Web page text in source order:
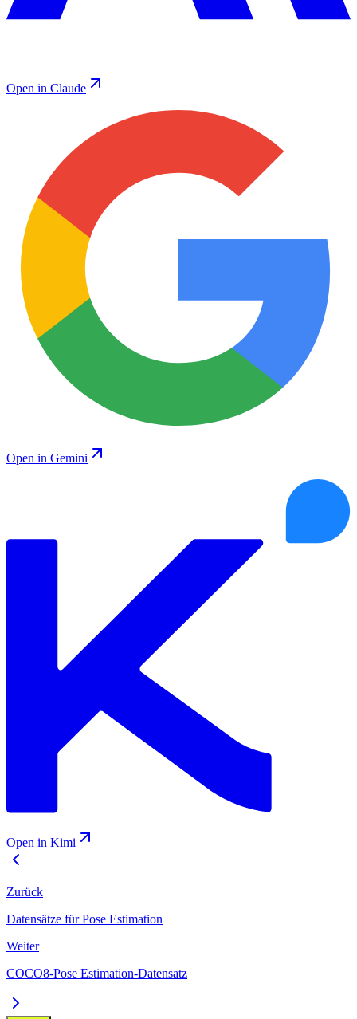
Open in Claude
Open in Gemini
Open in Kimi
Zurück
Datensätze für Pose Estimation
Weiter
COCO8-Pose Estimation-Datensatz